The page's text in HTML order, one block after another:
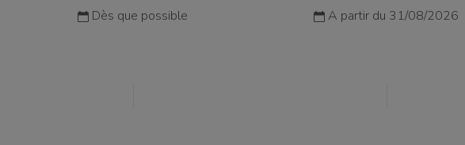
Dès que possible A partir du 31/08/2026